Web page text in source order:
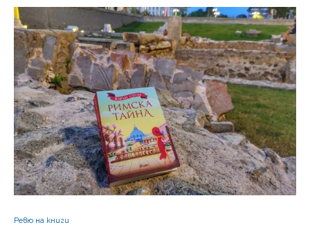
Ревю на книги